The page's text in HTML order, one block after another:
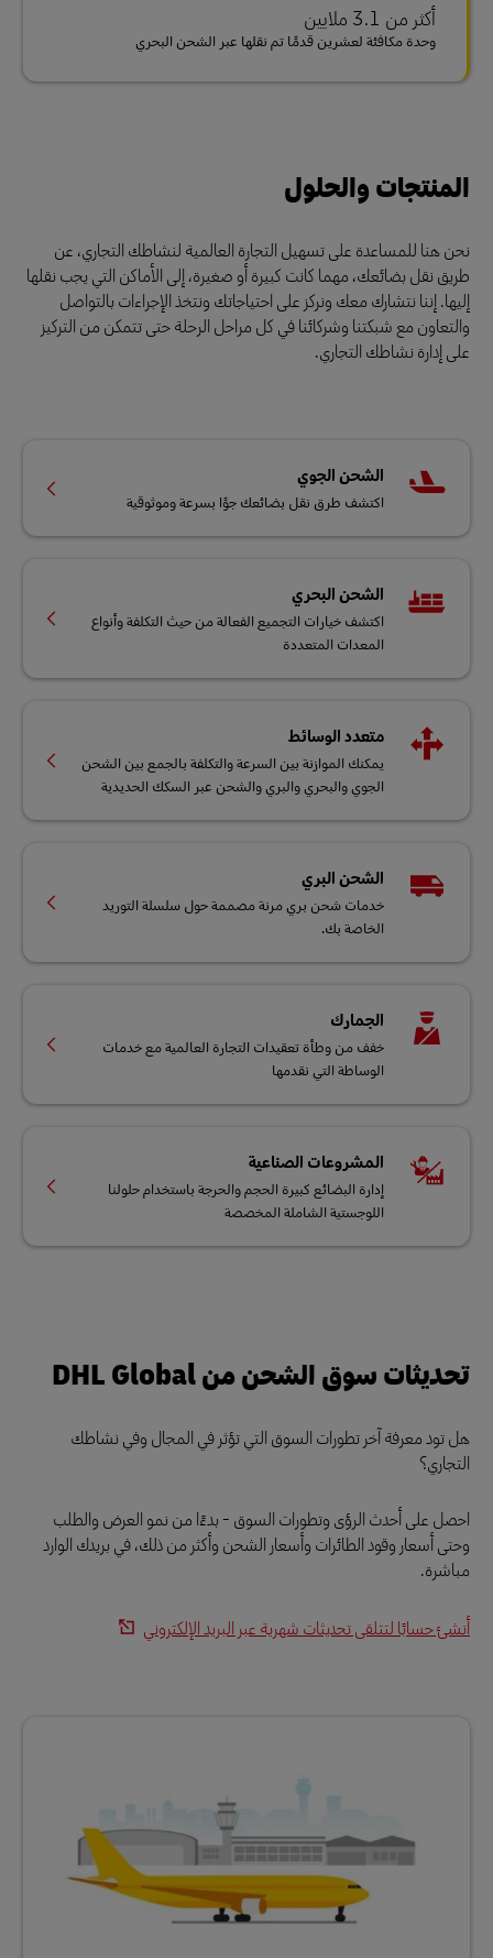
أكثر من 3.1 ملايين
وحدة مكافئة لعشرين قدمًا تم نقلها عبر الشحن البحري
المنتجات والحلول
نحن هنا للمساعدة على تسهيل التجارة العالمية لنشاطك التجاري، عن
طريق نقل بضائعك، مهما كانت كبيرة أو صغيرة، إلى الأماكن التي يجب نقلها
إليها. إننا نتشارك معك ونركز على احتياجاتك ونتخذ الإجراءات بالتواصل
والتعاون مع شبكتنا وشركائنا في كل مراحل الرحلة حتى تتمكن من التركيز
على إدارة نشاطك التجاري.
الشحن الجوي
اكتشف طرق نقل بضائعك جوًا بسرعة وموثوقية
الشحن البحري
اكتشف خيارات التجميع الفعالة من حيث التكلفة وأنواع
المعدات المتعددة
متعدد الوسائط
يمكنك الموازنة بين السرعة والتكلفة بالجمع بين الشحن
الجوي والبحري والبري والشحن عبر السكك الحديدية
الشحن البري
خدمات شحن بري مرنة مصممة حول سلسلة التوريد
الخاصة بك.
الجمارك
خفف من وطأة تعقيدات التجارة العالمية مع خدمات
الوساطة التي نقدمها
المشروعات الصناعية
إدارة البضائع كبيرة الحجم والحرجة باستخدام حلولنا
اللوجستية الشاملة المخصصة
تحديثات سوق الشحن من DHL Global
هل تود معرفة آخر تطورات السوق التي تؤثر في المجال وفي نشاطك
التجاري؟
احصل على أحدث الرؤى وتطورات السوق - بدءًا من نمو العرض والطلب
وحتى أسعار وقود الطائرات وأسعار الشحن وأكثر من ذلك، في بريدك الوارد
مباشرة.
أنشئ حسابًا لتتلقى تحديثات شهرية عبر البريد الإلكتروني